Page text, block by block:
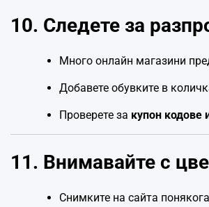
10. Следете за
Много онлайн магазини
Добавете обувките в
Проверете за купон кодове
11. Внимавайте с
Снимките на сайта